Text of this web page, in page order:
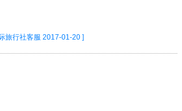
旅行社客服 2017-01-20 ]